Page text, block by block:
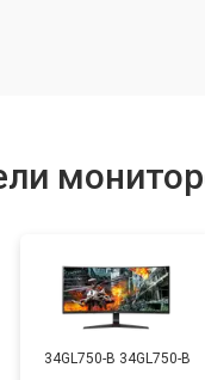
34GL750-B 34GL750-B